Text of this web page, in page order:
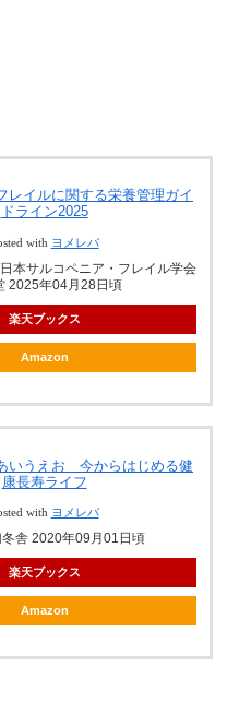
レイルに関する栄養管理ガイ
ドライン2025
with ヨメレバ
本サルコペニア・フレイル学会
2025年04月28日頃
楽天ブックス
Amazon
いうえお 今からはじめる健
康長寿ライフ
with ヨメレバ
冬舎 2020年09月01日頃
楽天ブックス
Amazon